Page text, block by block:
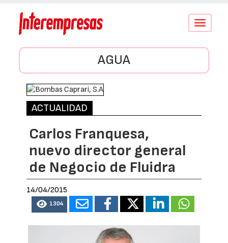
Conmutar
AGUA
ACTUALIDAD
Carlos Franquesa,
nuevo director general
de Negocio de Fluidra
14/04/2015
1304